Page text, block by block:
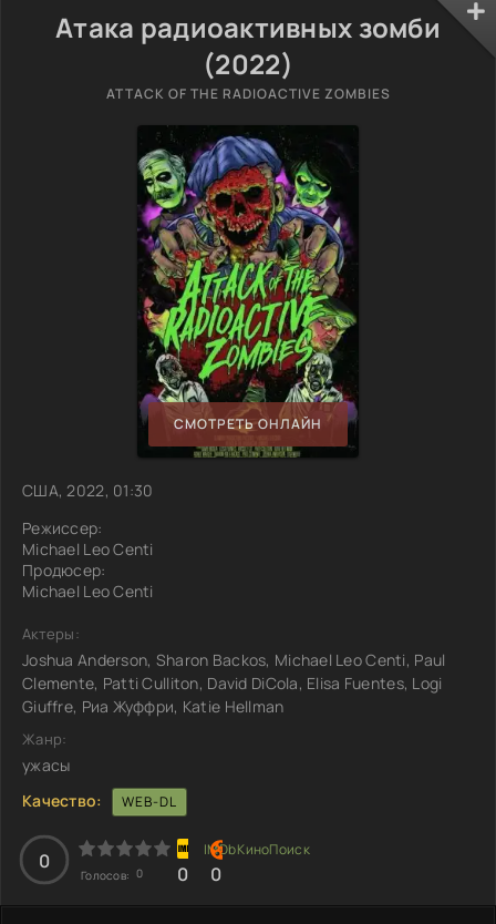
Атака радиоактивных зомби
(2022)
ATTACK OF THE RADIOACTIVE ZOMBIES
СМОТРЕТЬ ОНЛАЙН
США, 2022, 01:30
Режиссер:
Michael Leo Centi
Продюсер:
Michael Leo Centi
Актеры:
Joshua Anderson, Sharon Backos, Michael Leo Centi, Paul
Clemente, Patti Culliton, David DiCola, Elisa Fuentes, Logi
Giuffre, Риа Жуффри, Katie Hellman
Жанр:
ужасы
Качество:
WEB-DL
0
Голосов: 0 0 0